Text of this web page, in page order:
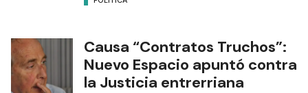
Causa “Contratos Truchos”:
Nuevo Espacio apuntó contra
la Justicia entrerriana